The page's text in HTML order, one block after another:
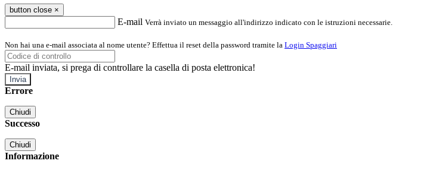
button close ×
E-mail Verrà inviato un messaggio all'indirizzo indicato con le istruzioni necessarie.
Non hai una e-mail associata al nome utente? Effettua il reset della password tramite la Login Spaggiari
E-mail inviata, si prega di controllare la casella di posta elettronica!
Errore
Chiudi
Successo
Chiudi
Informazione